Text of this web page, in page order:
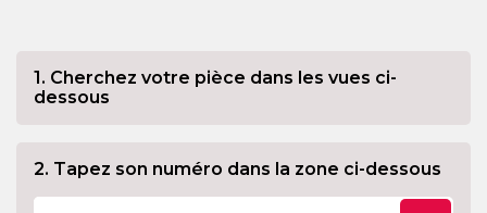
1. Cherchez votre pièce dans les vues ci-
dessous
2. Tapez son numéro dans la zone ci-dessous